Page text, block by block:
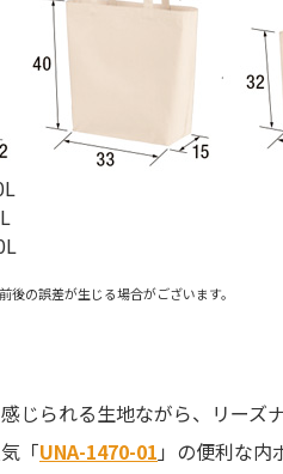
の誤差が生じる場合がございます。
じられる生地ながら、リーズ
「UNA-1470-01 」の便利な内